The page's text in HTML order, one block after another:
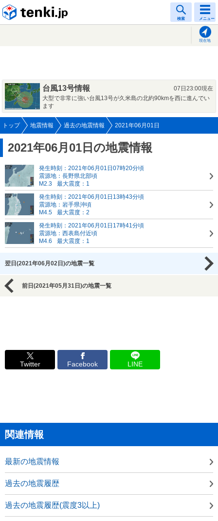
検索 メニュー
現在地
台風13号情報
07日23:00現在
大型で非常に強い台風13号が久米島の北約90kmを西に進んでい
ます
トップ 地震情報 過去の地震情報 2021年06月01日
2021年06月01日の地震情報
発生時刻：2021年06月01日07時20分頃
震源地：長野県北部頃
M2.3
最大震度：1
発生時刻：2021年06月01日13時43分頃
震源地：岩手県沖頃
M4.5
最大震度：2
発生時刻：2021年06月01日17時41分頃
震源地：西表島付近頃
M4.6
最大震度：1
翌日(2021年06月02日)の地震一覧
前日(2021年05月31日)の地震一覧
Twitter Facebook LINE
関連情報
最新の地震情報
過去の地震履歴
過去の地震履歴(震度3以上)